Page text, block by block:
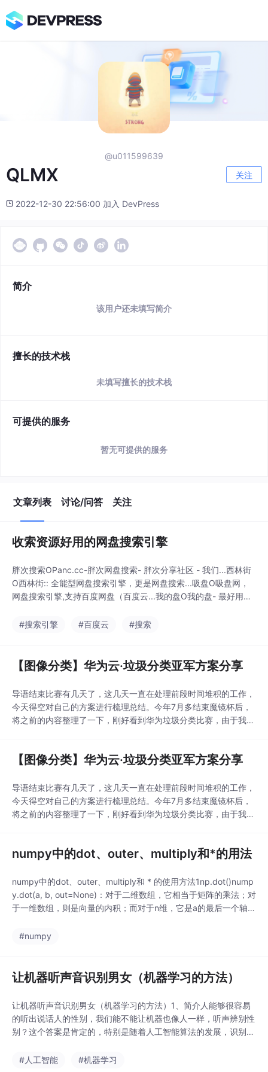
@u011599639
QLMX 关注
2022-12-30 22:56:00 加入 DevPress
简介
该用户还未填写简介
擅长的技术栈
未填写擅长的技术栈
可提供的服务
暂无可提供的服务
文章列表 讨论/问答 关注
收索资源好用的网盘搜索引擎
胖次搜索OPanc.cc-胖次网盘搜索- 胖次分享社区 - 我们...西林街
O西林街:: 全能型网盘搜索引擎，更是网盘搜索...吸盘O吸盘网，
网盘搜索引擎,支持百度网盘（百度云...我的盘O我的盘- 最好用的
屋O网页链接盘多多O百度云盘-百度云搜索-百度云盘资源搜索-百
#搜索引擎 #百度云 #搜索
【图像分类】华为云·垃圾分类亚军方案分享
导语结束比赛有几天了，这几天一直在处理前段时间堆积的工作，
今天得空对自己的方案进行梳理总结。今年7月多结束魔镜杯后，
将之前的内容整理了一下，刚好看到华为垃圾分类比赛，由于我的
结果提交验证方法。感谢组织方华为云，喜欢打比赛的小伙伴也可
【图像分类】华为云·垃圾分类亚军方案分享
导语结束比赛有几天了，这几天一直在处理前段时间堆积的工作，
今天得空对自己的方案进行梳理总结。今年7月多结束魔镜杯后，
将之前的内容整理了一下，刚好看到华为垃圾分类比赛，由于我的
结果提交验证方法。感谢组织方华为云，喜欢打比赛的小伙伴也可
numpy中的dot、outer、multiply和*的用法
numpy中的dot、outer、multiply和 * 的使用方法1np.dot()​nump
y.dot(a, b, out=None)：对于二维数组，它相当于矩阵的乘法；对
于一维数组，则是向量的内积；而对于n维，它是a的最后一个轴向
(3, 4)12>>> np.dot([2, 3], [4,
#numpy
让机器听声音识别男女（机器学习的方法）
让机器听声音识别男女（机器学习的方法）1、简介​人能够很容易
的听出说话人的性别，我们能不能让机器也像人一样，听声辨别性
别？这个答案是肯定的，特别是随着人工智能算法的发展，识别性
个部分，第一是对声音文件进行特征提取，第二是通过机器学习方
#人工智能 #机器学习